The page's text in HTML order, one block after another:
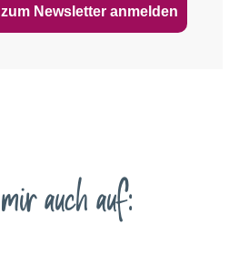
Newsletter anmelden
auch auf: